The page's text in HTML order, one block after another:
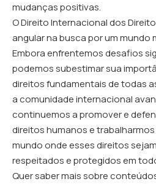
mudanças positivas.
O Direito Internacional dos
angular na busca por um mundo
Embora enfrentemos desafios
podemos subestimar sua
direitos fundamentais de todas
a comunidade internacional
continuemos a promover e
direitos humanos e
mundo onde esses direitos
respeitados e protegidos em
Quer saber mais sobre